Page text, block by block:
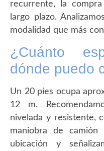
recurrente, la
largo plazo.
modalidad que más
¿Cuánto
dónde puedo
Un 20 pies ocupa
12 m.
nivelada y resistente,
maniobra de
ubicación y